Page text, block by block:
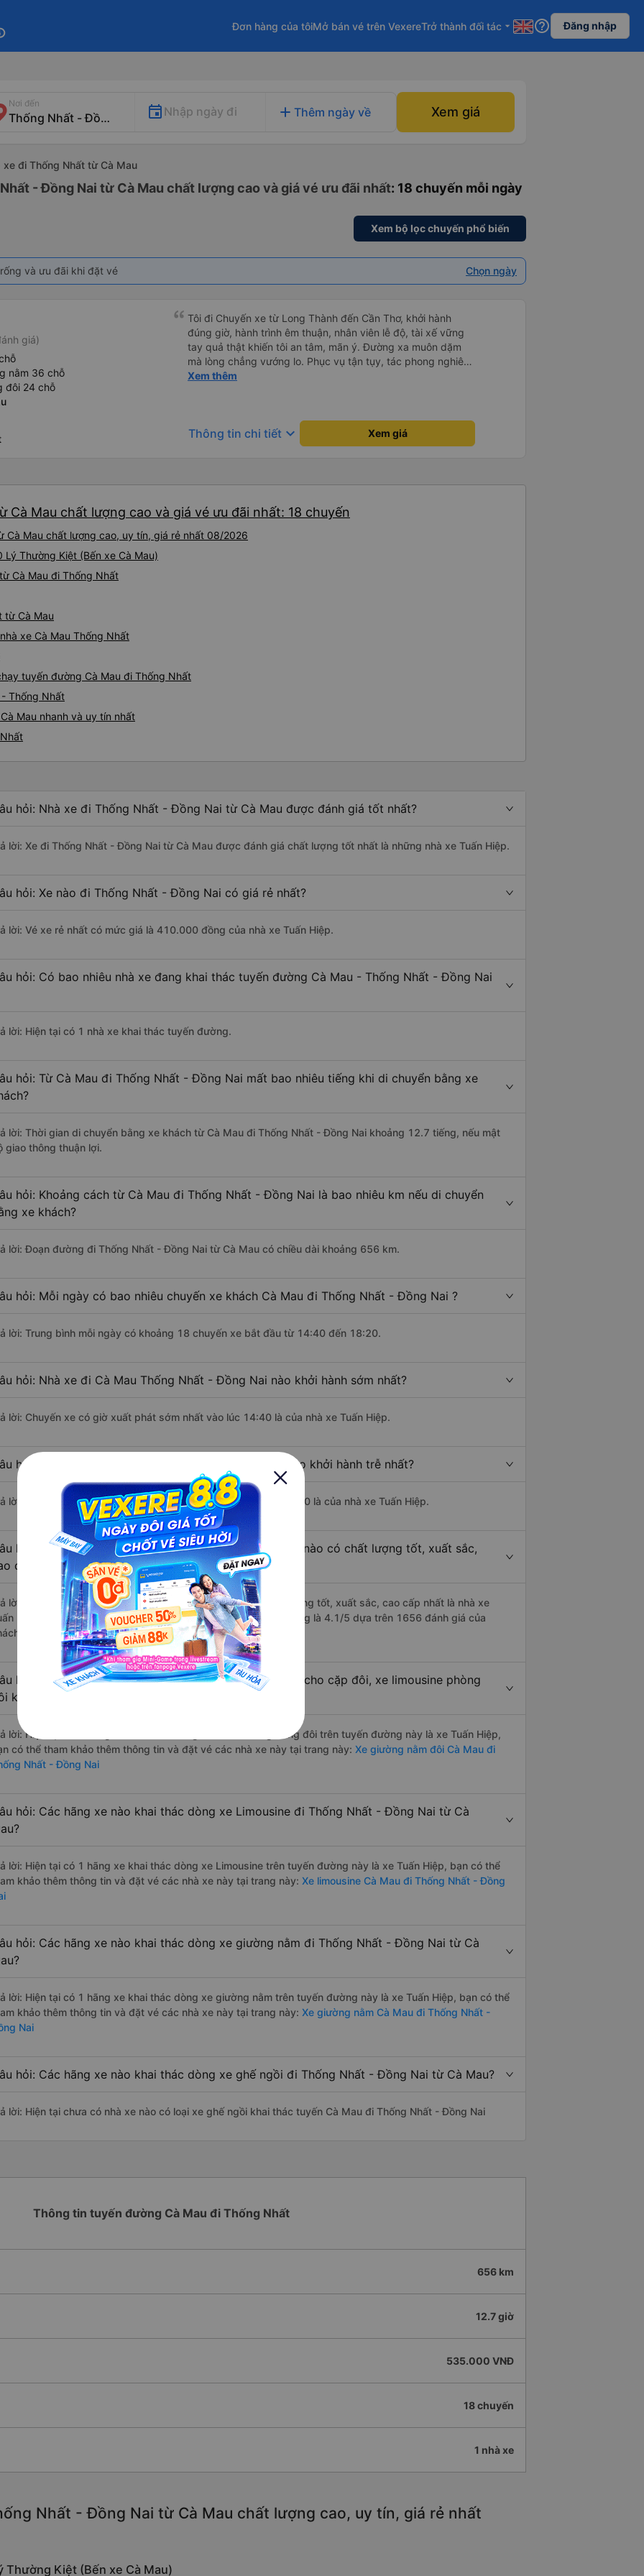
Đơn hàng của tôiMở bán vé trên VexereTrở thành đối tác arrow_drop_down help_outline Đăng nhập
Nơi đến
Nhập ngày đi add Thêm ngày về Xem giá
xe đi Thống Nhất từ Cà Mau
- Đồng Nai từ Cà Mau chất lượng cao và giá vé ưu đãi nhất: 18 chuyến mỗi ngày
Xem bộ lọc chuyến phổ biến
và ưu đãi khi đặt vé Chọn ngày
giá)
nằm 36 chỗ
đôi 24 chỗ
Tôi đi Chuyến xe từ Long Thành đến Cần Thơ, khởi hành
đúng giờ, hành trình êm thuận, nhân viên lễ độ, tài xế vững
tay quả thật khiến tôi an tâm, mãn ý. Đường xa muôn dặm
mà lòng chẳng vướng lo. Phục vụ tận tụy, tác phong nghiêm
cẩn, hiếm thấy giữa thời buổi kim tiền vội vã. Xã hội loạn đạo.
Xem thêm
Thông tin chi tiết keyboard_arrow_down Xem giá
Mau chất lượng cao và giá vé ưu đãi nhất: 18 chuyến
Cà Mau chất lượng cao, uy tín, giá rẻ nhất 08/2026
Lý Thường Kiệt (Bến xe Cà Mau)
Cà Mau đi Thống Nhất
từ Cà Mau
xe Cà Mau Thống Nhất
tuyến đường Cà Mau đi Thống Nhất
Thống Nhất
Mau nhanh và uy tín nhất
hỏi: Nhà xe đi Thống Nhất - Đồng Nai từ Cà Mau được đánh giá tốt nhất?
lời: Xe đi Thống Nhất - Đồng Nai từ Cà Mau được đánh giá chất lượng tốt nhất là những nhà xe Tuấn Hiệp.
hỏi: Xe nào đi Thống Nhất - Đồng Nai có giá rẻ nhất?
lời: Vé xe rẻ nhất có mức giá là 410.000 đồng của nhà xe Tuấn Hiệp.
hỏi: Có bao nhiêu nhà xe đang khai thác tuyến đường Cà Mau - Thống Nhất - Đồng Nai
lời: Hiện tại có 1 nhà xe khai thác tuyến đường.
hỏi: Từ Cà Mau đi Thống Nhất - Đồng Nai mất bao nhiêu tiếng khi di chuyển bằng xe
lời: Thời gian di chuyển bằng xe khách từ Cà Mau đi Thống Nhất - Đồng Nai khoảng 12.7 tiếng, nếu mật
giao thông thuận lợi.
hỏi: Khoảng cách từ Cà Mau đi Thống Nhất - Đồng Nai là bao nhiêu km nếu di chuyển
xe khách?
lời: Đoạn đường đi Thống Nhất - Đồng Nai từ Cà Mau có chiều dài khoảng 656 km.
hỏi: Mỗi ngày có bao nhiêu chuyến xe khách Cà Mau đi Thống Nhất - Đồng Nai ?
lời: Trung bình mỗi ngày có khoảng 18 chuyến xe bắt đầu từ 14:40 đến 18:20.
hỏi: Nhà xe đi Cà Mau Thống Nhất - Đồng Nai nào khởi hành sớm nhất?
lời: Chuyến xe có giờ xuất phát sớm nhất vào lúc 14:40 là của nhà xe Tuấn Hiệp.
hỏi: Nhà xe đi Thống Nhất - Đồng Nai từ Cà Mau nào khởi hành trễ nhất?
lời: Chuyến xe có giờ xuất phát trễ (muộn) nhất là vào lúc 18:20 là của nhà xe Tuấn Hiệp.
hỏi: Review xe đi Thống Nhất - Đồng Nai từ Cà Mau nào có chất lượng tốt, xuất sắc,
cấp nhất?
lời: Những hãng xe đi Cà Mau Thống Nhất - Đồng Nai chất lượng tốt, xuất sắc, cao cấp nhất là nhà xe
Hiệp đi Thống Nhất - Đồng Nai từ Cà Mau với điểm chất lượng là 4.1/5 dựa trên 1656 đánh giá của
hàng).
hỏi: Có loại xe Cà Mau Thống Nhất - Đồng Nai dành cho cặp đôi, xe limousine phòng
không?
lời: Hiện tại có 1 hãng xe khai thác dòng xe Limousine giường đôi trên tuyến đường này là xe Tuấn Hiệp,
có thể tham khảo thêm thông tin và đặt vé các nhà xe này tại trang này: Xe giường nằm đôi Cà Mau đi
Nhất - Đồng Nai
hỏi: Các hãng xe nào khai thác dòng xe Limousine đi Thống Nhất - Đồng Nai từ Cà
lời: Hiện tại có 1 hãng xe khai thác dòng xe Limousine trên tuyến đường này là xe Tuấn Hiệp, bạn có thể
khảo thêm thông tin và đặt vé các nhà xe này tại trang này: Xe limousine Cà Mau đi Thống Nhất - Đồng
hỏi: Các hãng xe nào khai thác dòng xe giường nằm đi Thống Nhất - Đồng Nai từ Cà
lời: Hiện tại có 1 hãng xe khai thác dòng xe giường nằm trên tuyến đường này là xe Tuấn Hiệp, bạn có thể
khảo thêm thông tin và đặt vé các nhà xe này tại trang này: Xe giường nằm Cà Mau đi Thống Nhất -
Nai
hỏi: Các hãng xe nào khai thác dòng xe ghế ngồi đi Thống Nhất - Đồng Nai từ Cà Mau?
lời: Hiện tại chưa có nhà xe nào có loại xe ghế ngồi khai thác tuyến Cà Mau đi Thống Nhất - Đồng Nai
Thông tin tuyến đường Cà Mau đi Thống Nhất
656 km
12.7 giờ
535.000 VNĐ
18 chuyến
1 nhà xe
Nhất - Đồng Nai từ Cà Mau chất lượng cao, uy tín, giá rẻ nhất
Thường Kiệt (Bến xe Cà Mau)